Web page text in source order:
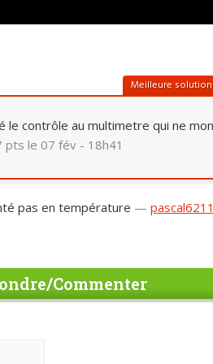
Meilleure
le contrôle au multimetre qui ne
pts le 07 fév - 18h41
pas en température — pascal6211
Commenter